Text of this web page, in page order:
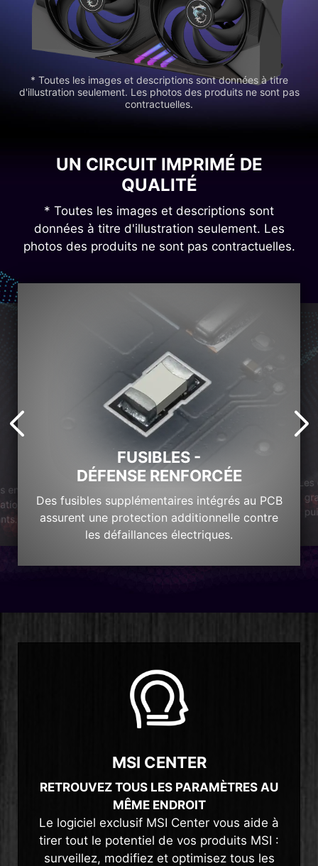
* Toutes les images et descriptions sont données à titre
d'illustration seulement. Les photos des produits ne sont pas
contractuelles.
UN CIRCUIT IMPRIMÉ DE
QUALITÉ
* Toutes les images et descriptions sont
données à titre d'illustration seulement. Les
photos des produits ne sont pas contractuelles.
en
FUSIBLES -
DÉFENSE RENFORCÉE
Des fusibles supplémentaires intégrés au PCB
assurent une protection additionnelle contre
les défaillances électriques.
MSI CENTER
RETROUVEZ TOUS LES PARAMÈTRES AU
MÊME ENDROIT
Le logiciel exclusif MSI Center vous aide à
tirer tout le potentiel de vos produits MSI :
surveillez, modifiez et optimisez tous les